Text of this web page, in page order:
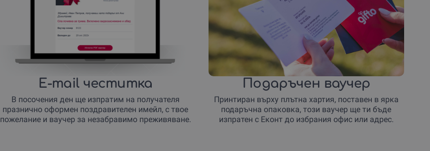
E-mail честитка
В посочения ден ще изпратим на получателя
празнично оформен поздравителен имейл, с твое
пожелание и ваучер за незабравимо преживяване.
Подаръчен ваучер
Принтиран върху плътна хартия, поставен в ярка
подаръчна опаковка, този ваучер ще ти бъде
изпратен с Еконт до избрания офис или адрес.